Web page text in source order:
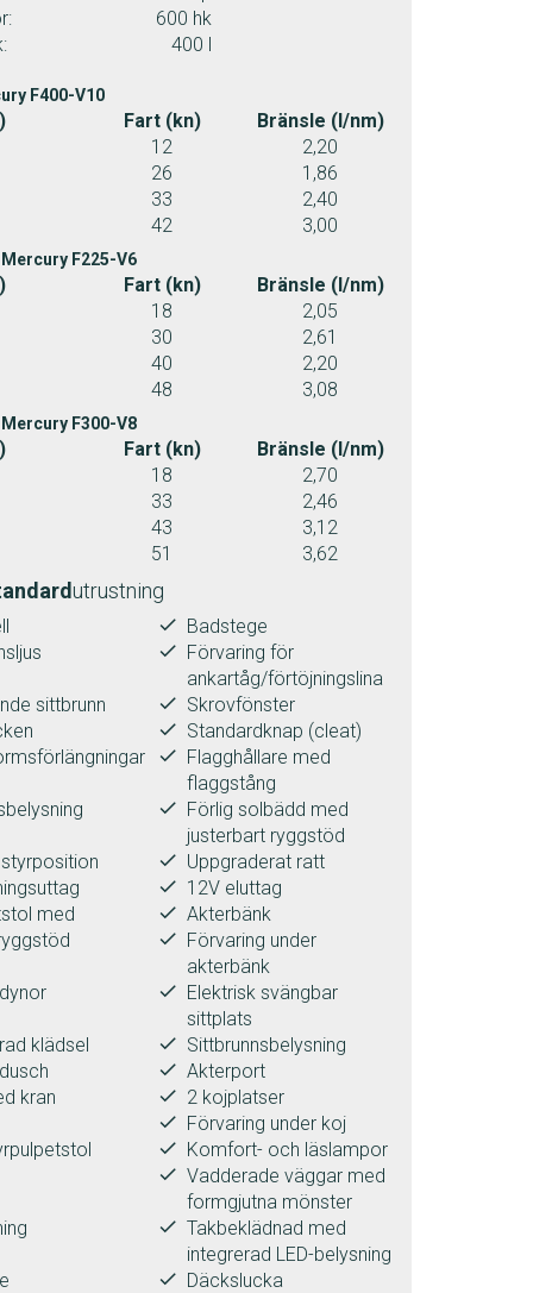
600 hk
400 l
F400-V10
Fart (kn)
Bränsle (l/nm)
12
2,20
26
1,86
33
2,40
42 3,00
F225-V6
Fart (kn)
Bränsle (l/nm)
18
2,05
30
2,61
40
2,20
48 3,08
F300-V8
Fart (kn)
Bränsle (l/nm)
18
2,70
33
2,46
43
3,12
51 3,62
utrustning
done Badstege
done Förvaring för
ankartåg/förtöjningslina
sittbrunn done Skrovfönster
done Standardknap (cleat)
done Flagghållare med
flaggstång
done Förlig solbädd med
justerbart ryggstöd
done Uppgraderat ratt
done 12V eluttag
med
done Akterbänk
done Förvaring under
akterbänk
done Elektrisk svängbar
sittplats
klädsel done Sittbrunnsbelysning
done Akterport
kran
done 2 kojplatser
done Förvaring under koj
done Komfort- och läslampor
done Vadderade väggar med
formgjutna mönster
done Takbeklädnad med
integrerad LED-belysning
done Däckslucka